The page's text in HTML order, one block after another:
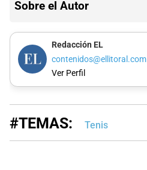
Sobre el Autor
Redacción EL
contenidos@ellitoral.com
Ver Perfil
#TEMAS: Tenis